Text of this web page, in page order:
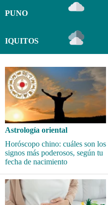
PUNO
IQUITOS
Astrología oriental
Horóscopo chino: cuáles son los
signos más poderosos, según tu
fecha de nacimiento